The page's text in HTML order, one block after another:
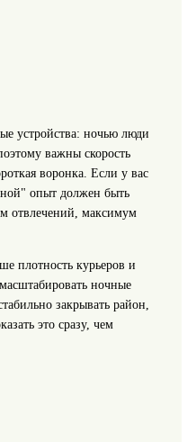
устройства: ночью люди
важны скорость
воронка. Если у вас
опыт должен быть
отвлечений, максимум
плотность курьеров и
ночные
закрывать район,
это сразу, чем